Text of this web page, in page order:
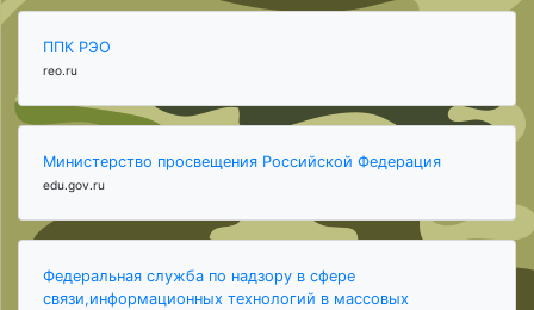
ППК РЭО
reo.ru
Министерство просвещения Российской Федерация
edu.gov.ru
Федеральная служба по надзору в сфере
связи,информационных технологий в массовых